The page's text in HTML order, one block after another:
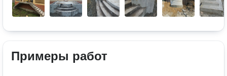
Примеры работ